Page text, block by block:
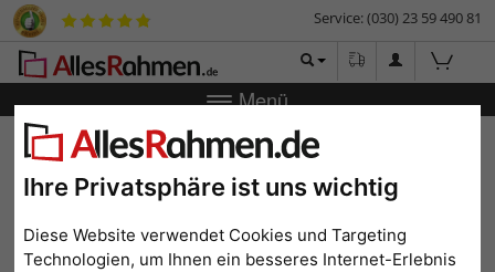
Ihre Privatsphäre ist uns wichtig
Diese Website verwendet Cookies und Targeting
Technologien, um Ihnen ein besseres Internet-Erlebnis
Service: (030) 23 59 490 81
Menü
Zurück Bilderrahmen-Shop Bilderrahmen
für Leinwände
Bilderrahmen für Leinwände